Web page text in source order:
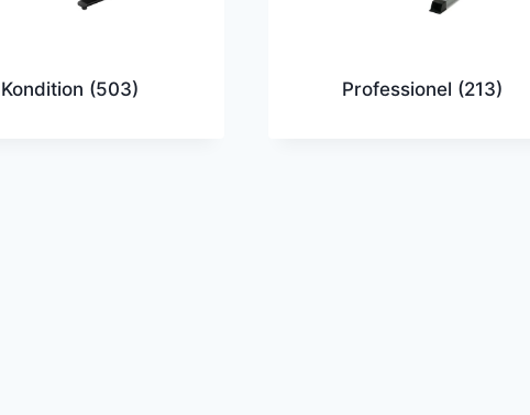
Kondition (503) Professionel (213)